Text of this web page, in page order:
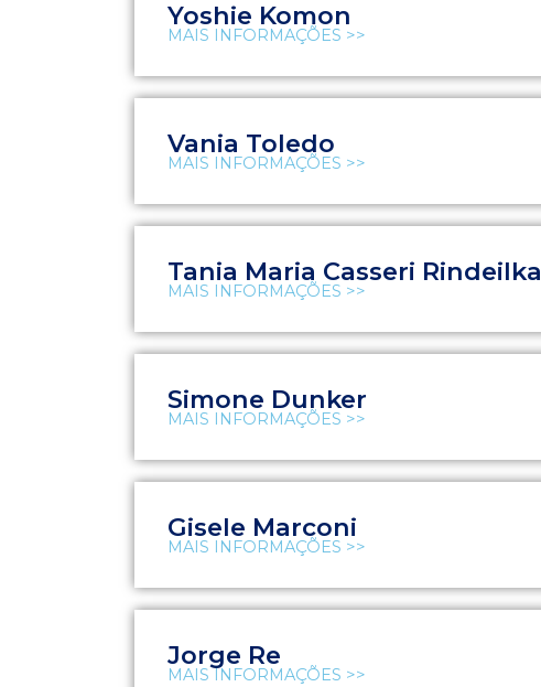
Yoshie Komon
MAIS INFORMAÇÕES >>
Vania Toledo
MAIS INFORMAÇÕES >>
Tania Maria Casseri Rindeilka
MAIS INFORMAÇÕES >>
Simone Dunker
MAIS INFORMAÇÕES >>
Gisele Marconi
MAIS INFORMAÇÕES >>
Jorge Re
MAIS INFORMAÇÕES >>